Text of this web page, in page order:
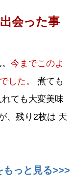
会った事
今までこのよ
した。
煮ても
ても大変美味
、残り2枚は 天
もっと見る>>>